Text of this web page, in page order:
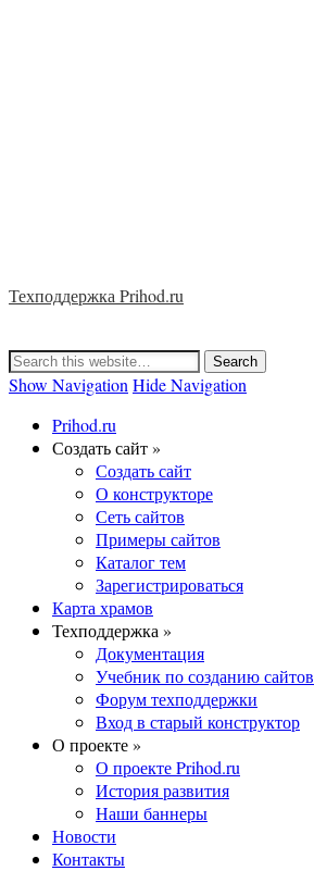
Техподдержка Prihod.ru
Show Navigation Hide Navigation
Prihod.ru
Создать сайт »
Создать сайт
О конструкторе
Сеть сайтов
Примеры сайтов
Каталог тем
Зарегистрироваться
Карта храмов
Техподдержка »
Документация
Учебник по созданию сайтов
Форум техподдержки
Вход в старый конструктор
О проекте »
О проекте Prihod.ru
История развития
Наши баннеры
Новости
Контакты